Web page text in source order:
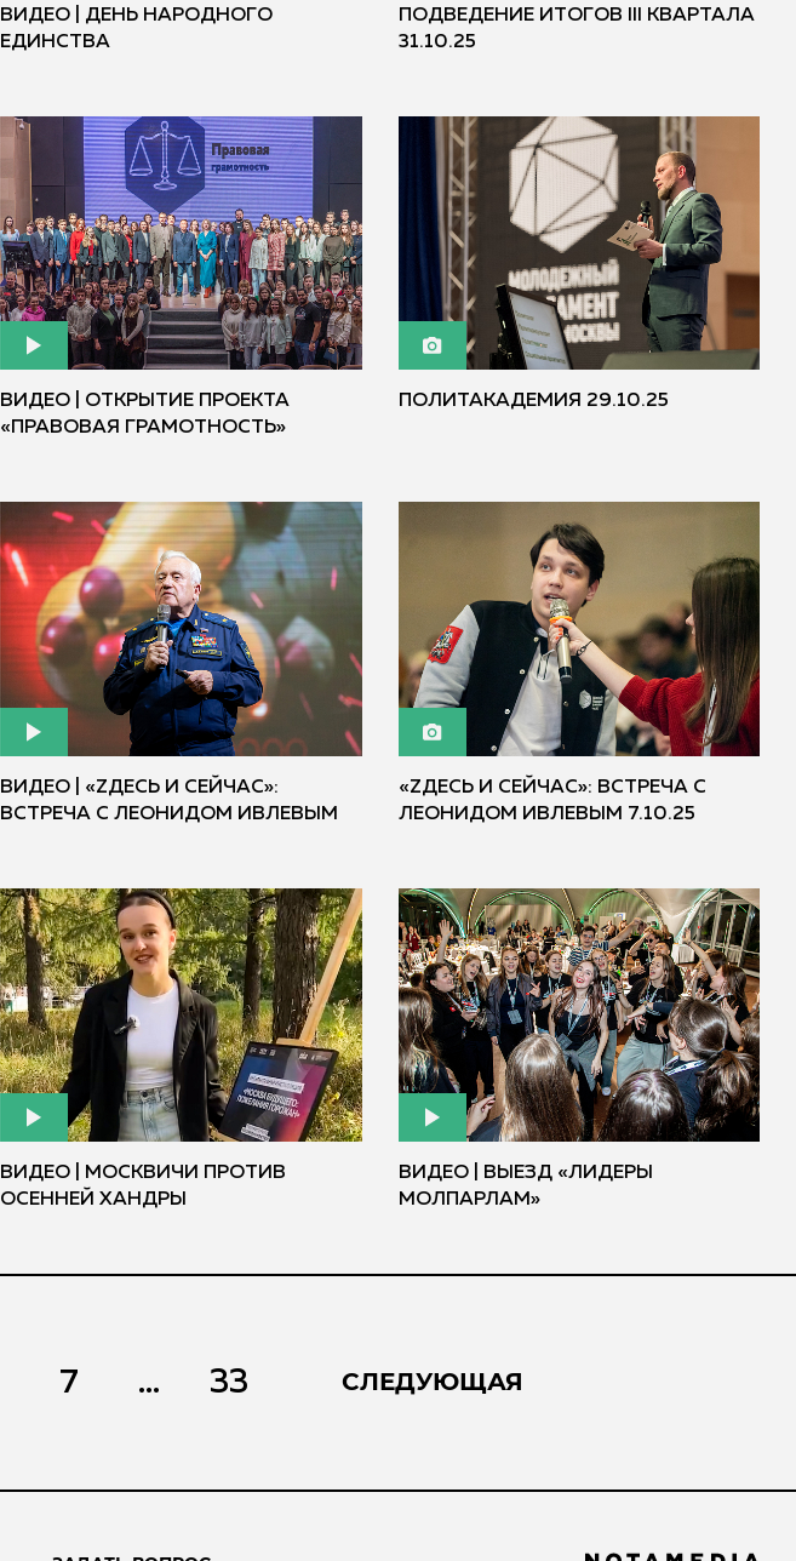
ВИДЕО | ДЕНЬ НАРОДНОГО
ЕДИНСТВА
ПОДВЕДЕНИЕ ИТОГОВ III КВАРТАЛА
31.10.25
ВИДЕО | ОТКРЫТИЕ ПРОЕКТА
«ПРАВОВАЯ ГРАМОТНОСТЬ»
ПОЛИТАКАДЕМИЯ 29.10.25
ВИДЕО | «ZДЕСЬ И СЕЙЧАС»:
ВСТРЕЧА С ЛЕОНИДОМ ИВЛЕВЫМ
«ZДЕСЬ И СЕЙЧАС»: ВСТРЕЧА С
ЛЕОНИДОМ ИВЛЕВЫМ 7.10.25
ВИДЕО | МОСКВИЧИ ПРОТИВ
ОСЕННЕЙ ХАНДРЫ
ВИДЕО | ВЫЕЗД «ЛИДЕРЫ
МОЛПАРЛАМ»
7 ... 33 СЛЕДУЮЩАЯ